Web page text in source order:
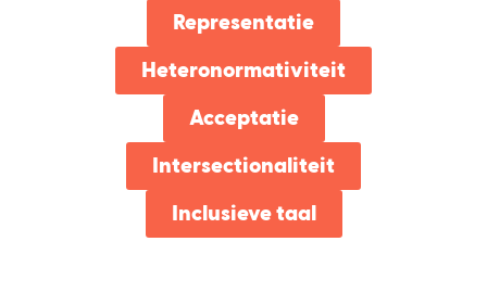
Representatie
Heteronormativiteit
Acceptatie
Intersectionaliteit
Inclusieve taal